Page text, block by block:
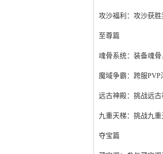
攻沙福利：攻沙获胜
至尊篇
魂骨系统：装备魂骨
魔域争霸：跨服PVP
远古神殿：挑战远古
九重天梯：挑战九重
夺宝篇